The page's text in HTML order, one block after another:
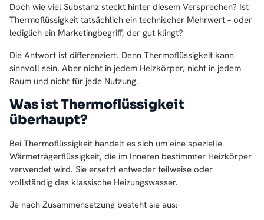
Doch wie viel Substanz steckt hinter diesem Versprechen? Ist
Thermoflüssigkeit tatsächlich ein technischer Mehrwert – oder
lediglich ein Marketingbegriff, der gut klingt?
Die Antwort ist differenziert. Denn Thermoflüssigkeit kann
sinnvoll sein. Aber nicht in jedem Heizkörper, nicht in jedem
Raum und nicht für jede Nutzung.
Was ist Thermoflüssigkeit
überhaupt?
Bei Thermoflüssigkeit handelt es sich um eine spezielle
Wärmeträgerflüssigkeit, die im Inneren bestimmter Heizkörper
verwendet wird. Sie ersetzt entweder teilweise oder
vollständig das klassische Heizungswasser.
Je nach Zusammensetzung besteht sie aus: